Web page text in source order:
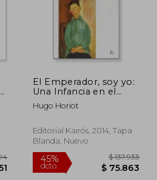
45%
dcto.
El Emperador, soy yo:
Una Infancia en el
Autismo
Hugo Horiot
Editorial Kairós, 2014, Tapa
Blanda, Nuevo